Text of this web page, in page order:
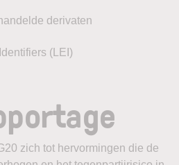
derivaten
(LEI)
zich tot hervormingen die de